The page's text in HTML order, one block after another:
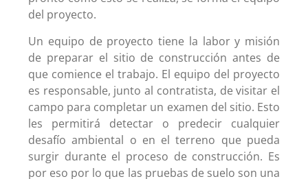
del proyecto.
Un equipo de proyecto tiene la labor y misión
de preparar el sitio de construcción antes de
que comience el trabajo. El equipo del proyecto
es responsable, junto al contratista, de visitar el
campo para completar un examen del sitio. Esto
les permitirá detectar o predecir cualquier
desafío ambiental o en el terreno que pueda
surgir durante el proceso de construcción. Es
por eso por lo que las pruebas de suelo son una